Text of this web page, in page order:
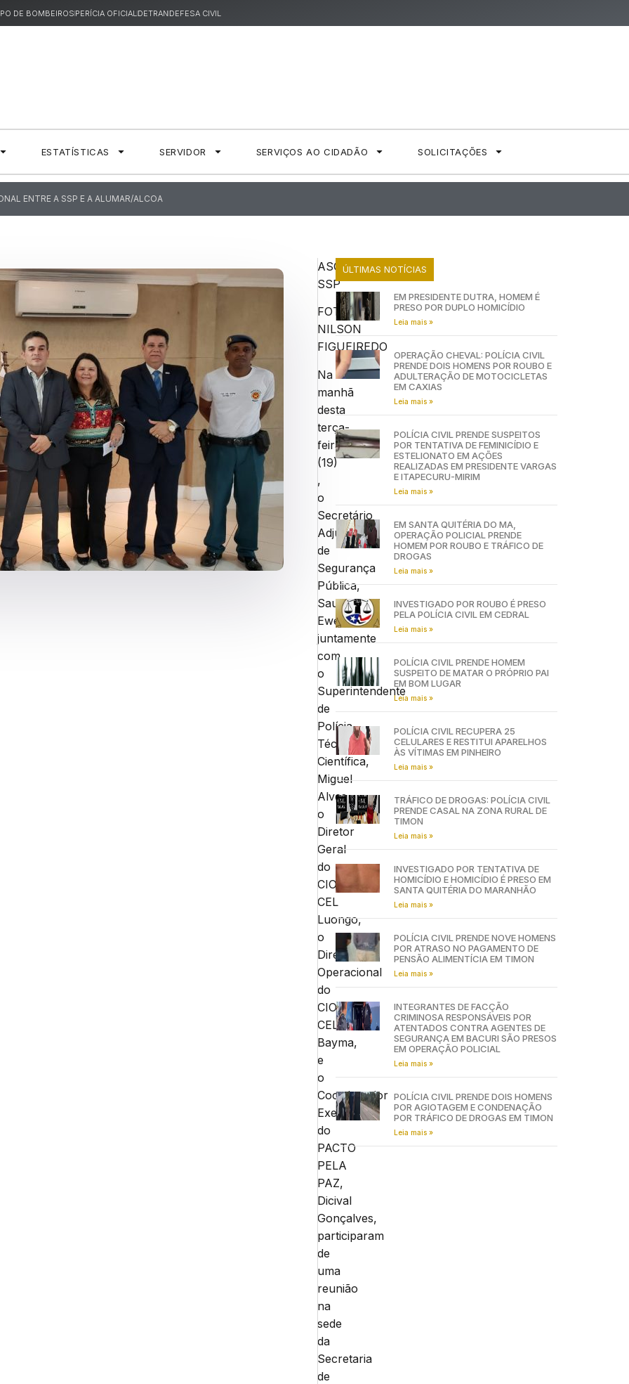
DE BOMBEIROSPERÍCIA OFICIALDETRANDEFESA CIVIL
ESTATÍSTICAS SERVIDOR SERVIÇOS AO CIDADÃO SOLICITAÇÕES
ENTRE A SSP E A ALUMAR/ALCOA
ASCOM
SSP
FOTO:
NILSON
FIGUEIREDO
Na
manhã
desta
terça-
feira
(19)
,
o
Secretário
Adjunto
de
Segurança
Pública,
Saulo
Ewerton,
juntamente
com
o
Superintendente
de
Polícia
Técnico
Científica,
Miguel
Alves,
o
Diretor
Geral
do
CIOPS,
CEL
Luongo,
o
Diretor
Operacional
do
CIOPS,
CEL
Bayma,
e
o
Coordenador
Executivo
do
PACTO
PELA
PAZ,
Dicival
Gonçalves,
participaram
de
uma
reunião
na
sede
da
Secretaria
de
ÚLTIMAS NOTÍCIAS
EM PRESIDENTE DUTRA, HOMEM É
PRESO POR DUPLO HOMICÍDIO
Leia mais »
OPERAÇÃO CHEVAL: POLÍCIA CIVIL
PRENDE DOIS HOMENS POR ROUBO E
ADULTERAÇÃO DE MOTOCICLETAS
EM CAXIAS
Leia mais »
POLÍCIA CIVIL PRENDE SUSPEITOS
POR TENTATIVA DE FEMINICÍDIO E
ESTELIONATO EM AÇÕES
REALIZADAS EM PRESIDENTE VARGAS
E ITAPECURU-MIRIM
Leia mais »
EM SANTA QUITÉRIA DO MA,
OPERAÇÃO POLICIAL PRENDE
HOMEM POR ROUBO E TRÁFICO DE
DROGAS
Leia mais »
INVESTIGADO POR ROUBO É PRESO
PELA POLÍCIA CIVIL EM CEDRAL
Leia mais »
POLÍCIA CIVIL PRENDE HOMEM
SUSPEITO DE MATAR O PRÓPRIO PAI
EM BOM LUGAR
Leia mais »
POLÍCIA CIVIL RECUPERA 25
CELULARES E RESTITUI APARELHOS
ÀS VÍTIMAS EM PINHEIRO
Leia mais »
TRÁFICO DE DROGAS: POLÍCIA CIVIL
PRENDE CASAL NA ZONA RURAL DE
TIMON
Leia mais »
INVESTIGADO POR TENTATIVA DE
HOMICÍDIO E HOMICÍDIO É PRESO EM
SANTA QUITÉRIA DO MARANHÃO
Leia mais »
POLÍCIA CIVIL PRENDE NOVE HOMENS
POR ATRASO NO PAGAMENTO DE
PENSÃO ALIMENTÍCIA EM TIMON
Leia mais »
INTEGRANTES DE FACÇÃO
CRIMINOSA RESPONSÁVEIS POR
ATENTADOS CONTRA AGENTES DE
SEGURANÇA EM BACURI SÃO PRESOS
EM OPERAÇÃO POLICIAL
Leia mais »
POLÍCIA CIVIL PRENDE DOIS HOMENS
POR AGIOTAGEM E CONDENAÇÃO
POR TRÁFICO DE DROGAS EM TIMON
Leia mais »